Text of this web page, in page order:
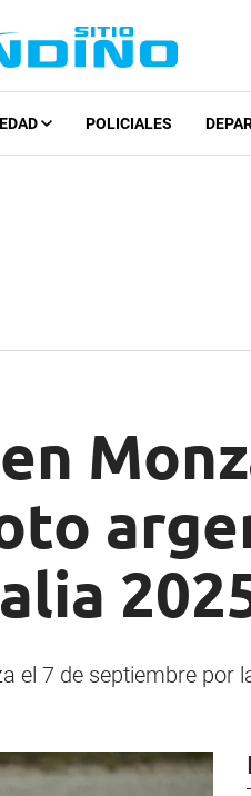
POLICIALES
el 7 de septiembre por